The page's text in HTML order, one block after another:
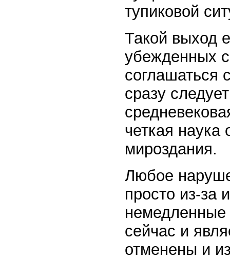
тупиковой
Такой выход
убежденных
соглашаться
сразу
четкая наука
мироздания.
Любое
просто из-за
немедленные
сейчас и
отменены и